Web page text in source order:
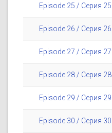
Episode 25 / Серия 25
Episode 26 / Серия 26
Episode 27 / Серия 27
Episode 28 / Серия 28
Episode 29 / Серия 29
Episode 30 / Серия 30